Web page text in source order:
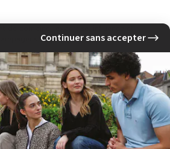
de combiner expertise, influence et
d’opinion.
pratique
000 et 50 000 € brut/an selon la
spécialisées, cabinets de conseil,
internationales.